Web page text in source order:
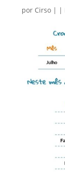
por Cirso| |